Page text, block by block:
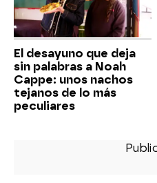
El desayuno que deja
sin palabras a Noah
Cappe: unos nachos
tejanos de lo más
peculiares